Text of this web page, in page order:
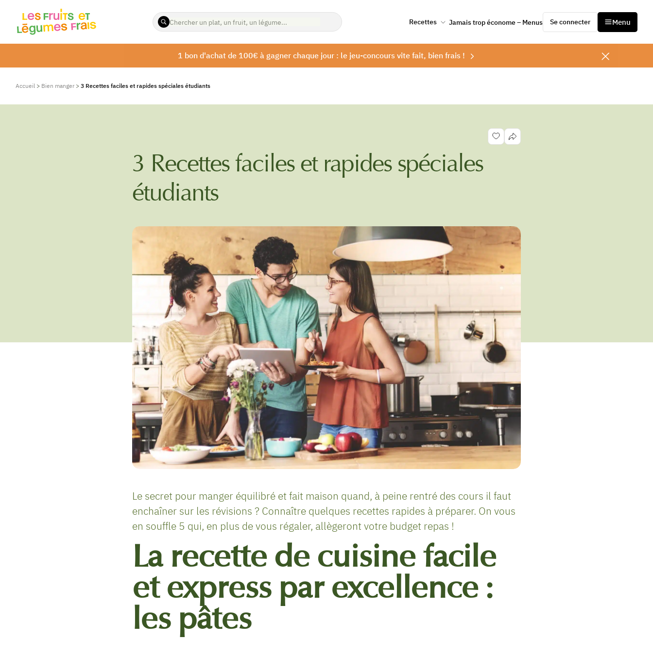
ENTREZ
LES
RECHERCHER
Recettes Jamais trop économe – Menus Se connecter Menu
1 bon d'achat de 100€ à gagner chaque jour : le jeu-concours vite fait, bien frais !
Accueil > Bien manger> 3 Recettes faciles et rapides spéciales étudiants
3 Recettes faciles et rapides spéciales
étudiants
Le secret pour manger équilibré et fait maison quand, à peine rentré des cours il faut
enchaîner sur les révisions ? Connaître quelques recettes rapides à préparer. On vous
en souffle 5 qui, en plus de vous régaler, allègeront votre budget repas !
La recette de cuisine facile
et express par excellence :
les pâtes